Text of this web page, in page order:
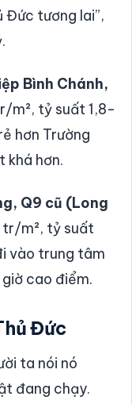
Đức tương lai”,
Bình Chánh,
m², tỷ suất 1,8-
hơn Trường
khá hơn.
Q9 cũ (Long
m², tỷ suất
vào trung tâm
cao điểm.
Đức
ta nói nó
đang chạy.